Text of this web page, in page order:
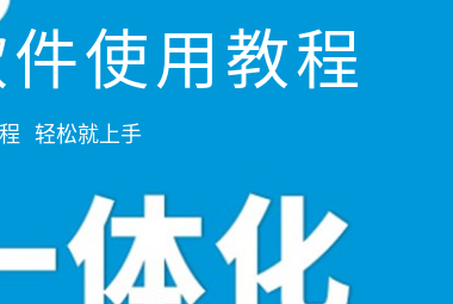
使用教程
轻松就上手